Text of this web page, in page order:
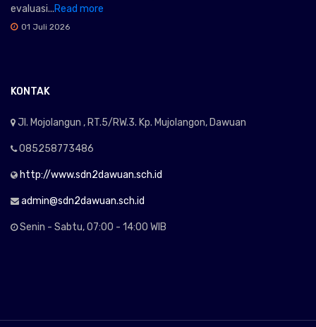
evaluasi...Read more
01 Juli 2026
KONTAK
Jl. Mojolangun , RT.5/RW.3. Kp. Mujolangon, Dawuan
085258773486
http://www.sdn2dawuan.sch.id
admin@sdn2dawuan.sch.id
Senin - Sabtu, 07:00 - 14:00 WIB